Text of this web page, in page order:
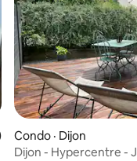
de 4,76 sur 5, 279
Condo · Dijon
Dijon - Hypercentre -